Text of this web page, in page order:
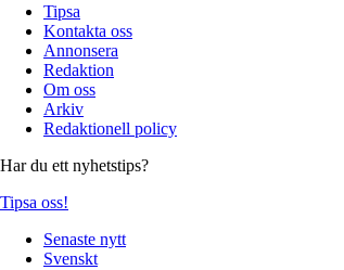
Tipsa
Kontakta oss
Annonsera
Redaktion
Om oss
Arkiv
Redaktionell policy
Har du ett nyhetstips?
Tipsa oss!
Senaste nytt
Svenskt